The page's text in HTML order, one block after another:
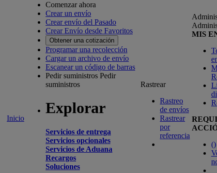
Inicio
Comenzar ahora
Crear un envío
Crear envío del Pasado
Crear Envío desde Favoritos
Obtener una cotización
Programar una recolección
Cargar un archivo de envío
Escanear un código de barras
Pedir suministros Pedir
suministros
Explorar
Servicios de entrega
Servicios opcionales
Servicios de Aduana
Recargos
Soluciones
Rastrear
Rastreo
de envíos
Rastrear
por
referencia
MIS
()